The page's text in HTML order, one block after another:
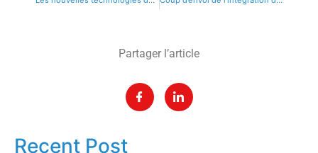
Partager l’article
Recent Post